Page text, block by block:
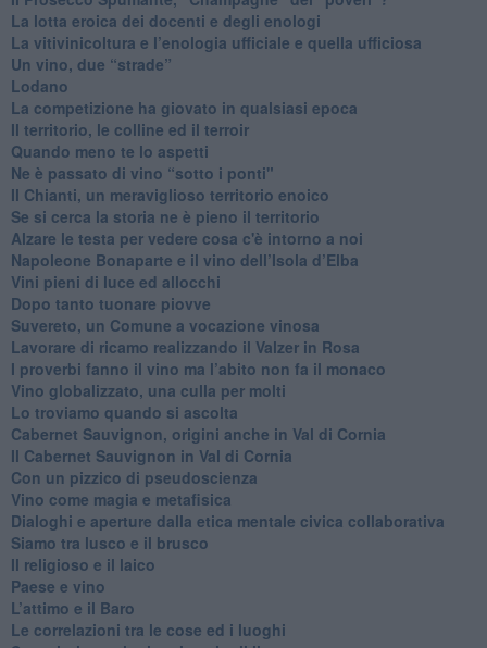
​La lotta eroica dei docenti e degli enologi
​La vitivinicoltura e l’enologia ufficiale e quella ufficiosa
​Un vino, due “strade”
Lodano
​La competizione ha giovato in qualsiasi epoca
Il territorio, le colline ed il terroir
Quando meno te lo aspetti
​Ne è passato di vino “sotto i ponti"
​Il Chianti, un meraviglioso territorio enoico
​Se si cerca la storia ne è pieno il territorio
Alzare le testa per vedere cosa c'è intorno a noi
​Napoleone Bonaparte e il vino dell’Isola d’Elba
Vini pieni di luce ed allocchi
Dopo tanto tuonare piovve
Suvereto, un Comune a vocazione vinosa
Lavorare di ricamo realizzando il Valzer in Rosa
​I proverbi fanno il vino ma l’abito non fa il monaco
Vino globalizzato, una culla per molti
Lo troviamo quando si ascolta
Cabernet Sauvignon, origini anche in Val di Cornia
Il Cabernet Sauvignon in Val di Cornia
Con un pizzico di pseudoscienza
​Vino come magia e metafisica
Dialoghi e aperture dalla etica mentale civica collaborativa
Siamo tra lusco e il brusco
Il religioso e il laico
​Paese e vino
L’attimo e il Baro
Le correlazioni tra le cose ed i luoghi